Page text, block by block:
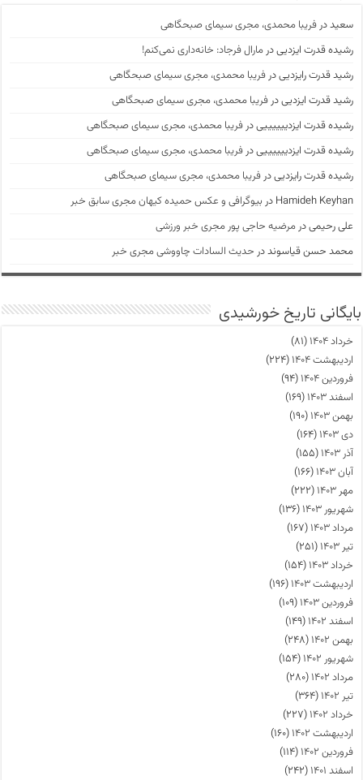
سعیددرفریبا محمدی، مجری سیمای صبحگاهی
رشیده قدرت ایزدییدرمارال فرجاد: خانه‌داری نمی‌کنم!
رشید قدرت رایزدییدرفریبا محمدی، مجری سیمای صبحگاهی
رشید قدرت ایزدییدرفریبا محمدی، مجری سیمای صبحگاهی
رشیده قدرت ایزدیییییییدرفریبا محمدی، مجری سیمای صبحگاهی
رشیده قدرت ایزدیییییییدرفریبا محمدی، مجری سیمای صبحگاهی
رشیده قدرت رایزدییدرفریبا محمدی، مجری سیمای صبحگاهی
Hamideh Keyhan در بیوگرافی و عکس حمیده کیهان مجری سابق خبر
علی رحیمیدرمرضیه حاجی پور مجری خبر ورزشی
محمد حسن قیاسونددر حدیث السادات چاووشی مجری خبر
بایگانی تاریخ خورشیدی
خرداد ۱۴۰۴
(۸۱)
اردیبهشت ۱۴۰۴
(۲۲۴)
فروردین ۱۴۰۴
(۹۴)
اسفند ۱۴۰۳
(۱۶۹)
بهمن ۱۴۰۳
(۱۹۰)
دی ۱۴۰۳
(۱۶۴)
آذر ۱۴۰۳
(۱۵۵)
آبان ۱۴۰۳
(۱۶۶)
مهر ۱۴۰۳
(۲۲۲)
شهریور ۱۴۰۳
(۱۳۶)
مرداد ۱۴۰۳
(۱۶۷)
تیر ۱۴۰۳
(۲۵۱)
خرداد ۱۴۰۳
(۱۵۴)
اردیبهشت ۱۴۰۳
(۱۹۶)
فروردین ۱۴۰۳
(۱۰۹)
اسفند ۱۴۰۲
(۱۴۹)
بهمن ۱۴۰۲
(۲۴۸)
شهریور ۱۴۰۲
(۱۵۴)
مرداد ۱۴۰۲
(۲۸۰)
تیر ۱۴۰۲
(۳۶۴)
خرداد ۱۴۰۲
(۲۲۷)
اردیبهشت ۱۴۰۲
(۱۶۰)
فروردین ۱۴۰۲
(۱۱۴)
اسفند ۱۴۰۱
(۲۴۲)